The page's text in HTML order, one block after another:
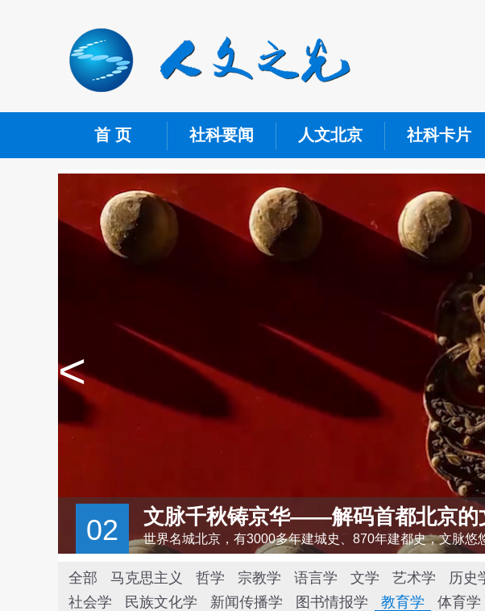
首 页 社科要闻 人文北京 社科卡片
<
02 文脉千秋铸京华——解码首都北京的
全部 马克思主义 哲学 宗教学 语言学 文学 艺术学 历史
社会学
民族文化学 新闻传播学 图书情报学 教育学 体育学